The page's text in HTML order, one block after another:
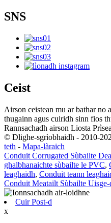
SNS
Ceist
Airson ceistean mu ar bathar no
thugainn agus cuiridh sinn fios
Rannsachadh airson Liosta
© Dlighe-sgrìobhaidh - 2010-
teth - Mapa-làraich
Conduit Corrugated Sùbailte
ghalbhanaichte sùbailte le PVC,
leaghaidh, Conduit teann
Conduit Meatailt Sùbailte Uisge-
Cuir Post-d
x